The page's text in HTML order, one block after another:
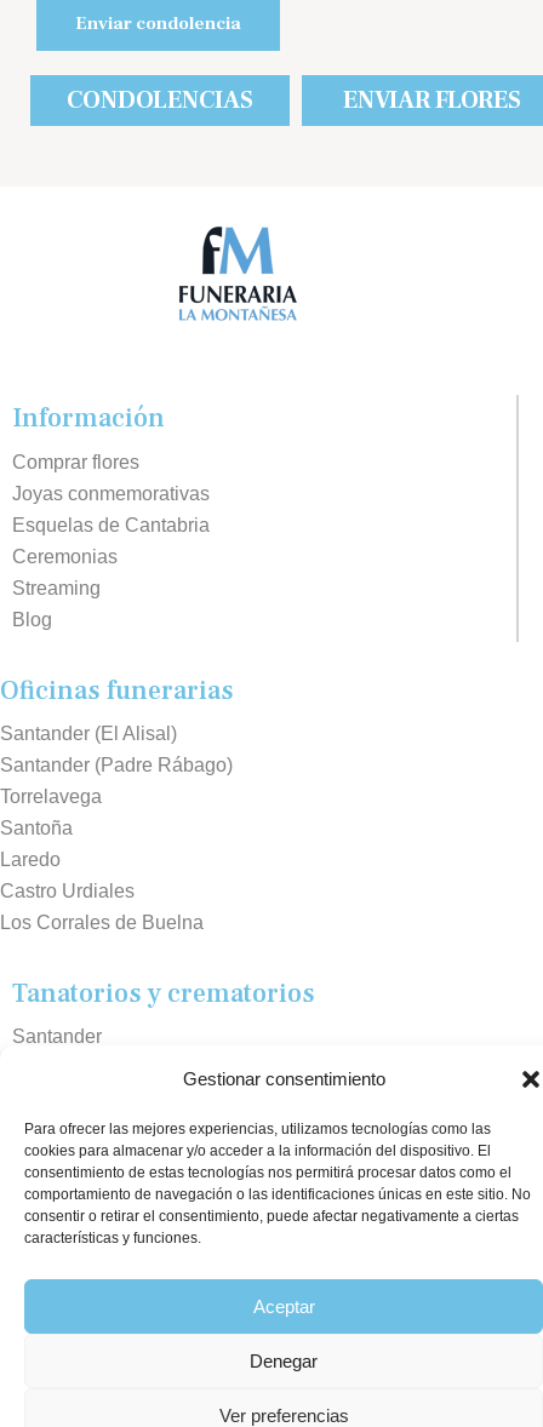
Gestionar consentimiento
Para ofrecer las mejores experiencias, utilizamos tecnologías como las
cookies para almacenar y/o acceder a la información del dispositivo. El
consentimiento de estas tecnologías nos permitirá procesar datos como el
comportamiento de navegación o las identificaciones únicas en este sitio. No
consentir o retirar el consentimiento, puede afectar negativamente a ciertas
características y funciones.
Aceptar
Denegar
Ver preferencias
CONDOLENCIAS ENVIAR FLORES
Información
Comprar flores
Joyas conmemorativas
Esquelas de Cantabria
Ceremonias
Streaming
Blog
Oficinas funerarias
Santander (El Alisal)
Santander (Padre Rábago)
Torrelavega
Santoña
Laredo
Castro Urdiales
Los Corrales de Buelna
Tanatorios y crematorios
Santander
Laredo
Puente Viesgo
Crematorio Raos